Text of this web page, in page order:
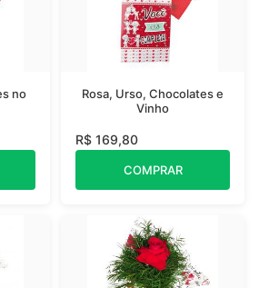
no
Rosa, Urso, Chocolates e
Vinho
R$ 169,80
COMPRAR